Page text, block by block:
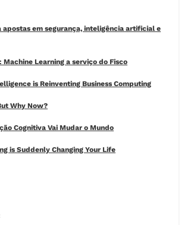
em segurança, inteligência artificial e
Machine Learning a serviço do Fisco
is Reinventing Business Computing
Why Now?
Cognitiva Vai Mudar o Mundo
is Suddenly Changing Your Life